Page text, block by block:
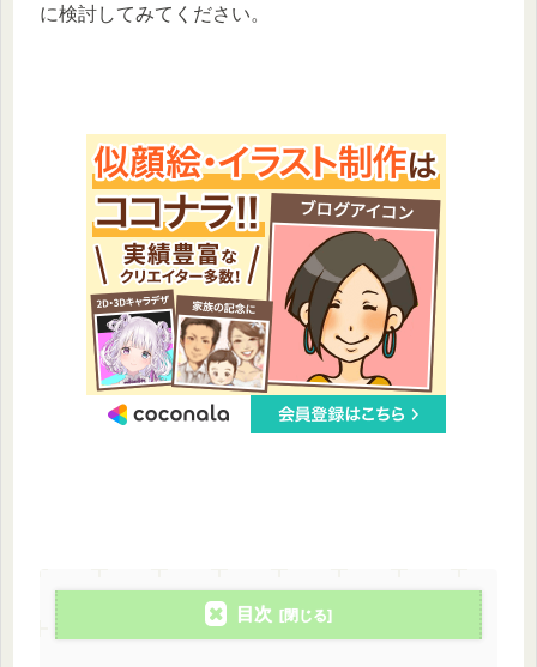
に検討してみてください。
目次